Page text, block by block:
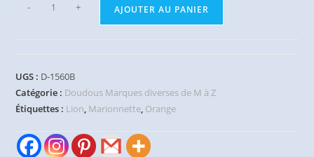
Lion
orange
moutarde
VERTBAUDET
- + AJOUTER AU PANIER
UGS : D-1560B
Catégorie : Doudous Marques diverses de M à Z
Étiquettes : Lion, Marionnette, Orange